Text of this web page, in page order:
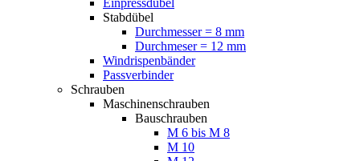
Einpressdübel
Stabdübel
Durchmesser = 8 mm
Durchmeser = 12 mm
Windrispenbänder
Passverbinder
Schrauben
Maschinenschrauben
Bauschrauben
M 6 bis M 8
M 10